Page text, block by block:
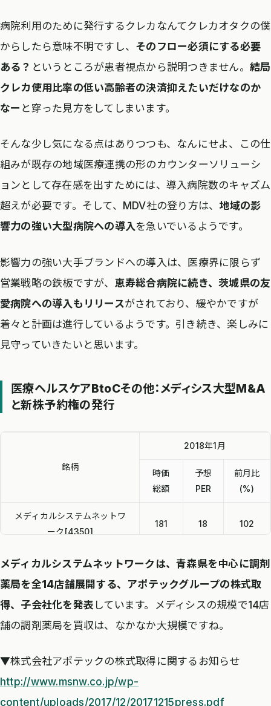
病院利用のために発行するクレカなんてクレカオタクの僕
からしたら意味不明ですし、 そのフロー必須にする必要
ある？ というところが患者視点から説明つきません。 結局
クレカ使用比率の低い高齢者の決済抑えたいだけなのか
なー と穿った見方をしてしまいます。
そんな少し気になる点はありつつも、なんにせよ、この仕
組みが既存の地域医療連携の形のカウンターソリューシ
ョンとして存在感を出すためには、導入病院数のキャズム
超えが必要です。そして、MDV社の登り方は、 地域の影
響力の強い大型病院への導入を急いでいるようです。
影響力の強い大手ブランドへの導入は、医療界に限らず
営業戦略の鉄板ですが、 恵寿総合病院に続き、茨城県の友
愛病院への導入もリリースがされており、緩やかですが
着々と計画は進行しているようです。引き続き、楽しみに
見守っていきたいと思います。
医療ヘルスケアBtoCその他：メディシス大型M&A
と新株予約権の発行
銘柄
2018年1月
時価
総額
予想
PER
前月比
(%)
メディカルシステムネットワ
ーク[4350]
181 18 102
エムティーアイ[9438] 391 19.5 97
DeNA[2432] 3,503 16.8 96
メディカルネット[3645]
メディカルシステムネットワークは、青森県を中心に調剤
薬局を全14店舗展開する、アポテックグループの株式取
得、子会社化を発表 しています。メディシスの規模で14店
舗の調剤薬局を買収は、なかなか大規模ですね。
▼株式会社アポテックの株式取得に関するお知らせ
http://www.msnw.co.jp/wp-
content/uploads/2017/12/20171215press.pdf